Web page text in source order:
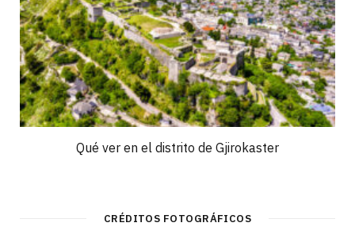
Qué ver en el distrito de Gjirokaster
CRÉDITOS FOTOGRÁFICOS